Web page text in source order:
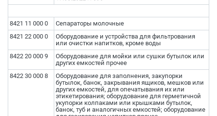
8421 11 000 0
Сепараторы молочные
8421 22 000 0
Оборудование и устройства для фильтрования
или очистки напитков, кроме воды
8422 20 000 9
Оборудование для мойки или сушки бутылок или
других емкостей прочее
8422 30 000 8
Оборудование для заполнения, закупорки
бутылок, банок, закрывания ящиков, мешков или
других емкостей, для опечатывания их или
этикетирования; оборудование для герметичной
укупорки колпаками или крышками бутылок,
банок, туб и аналогичных емкостей; оборудование